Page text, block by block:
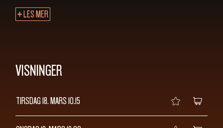
LES MER
VISNINGER
TIRSDAG 18. MARS10.15